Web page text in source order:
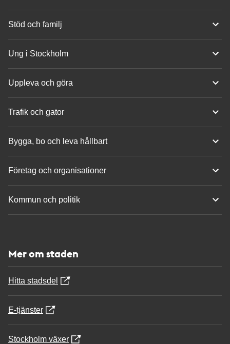
Stöd och familj
Ung i Stockholm
Uppleva och göra
Trafik och gator
Bygga, bo och leva hållbart
Företag och organisationer
Kommun och politik
Mer om staden
Hitta stadsdel
E-tjänster
Stockholm växer